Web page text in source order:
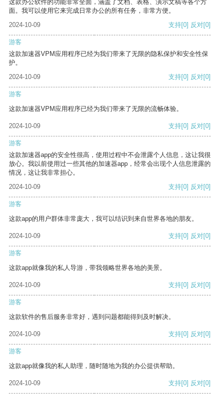
这款办公软件的功能非常全面，涵盖了文档、表格、演示文稿等各个方
面。我可以使用它来完成日常办公的所有任务，非常方便。
2024-10-09
支持[0] 反对[0]
游客
这款加速器VPM应用程序已经为我们带来了无限的隐私保护和安全性保
护。
2024-10-09
支持[0] 反对[0]
游客
这款加速器VPM应用程序已经为我们带来了无限的流畅体验。
2024-10-09 支持[0] 反对[0]
游客
这款加速器app的安全性很高，使用过程中不会泄露个人信息，这让我很
放心。我以前使用过一些其他的加速器app，经常会出现个人信息泄露的
情况，这让我非常担心。
2024-10-09
支持[0] 反对[0]
游客
这款app的用户群体非常庞大，我可以结识到来自世界各地的朋友。
2024-10-09 支持[0] 反对[0]
游客
这款app就像我的私人导游，带我领略世界各地的美景。
2024-10-09 支持[0] 反对[0]
游客
这款软件的售后服务非常好，遇到问题都能得到及时解决。
2024-10-09 支持[0] 反对[0]
游客
这款app就像我的私人助理，随时随地为我的办公提供帮助。
2024-10-09 支持[0] 反对[0]